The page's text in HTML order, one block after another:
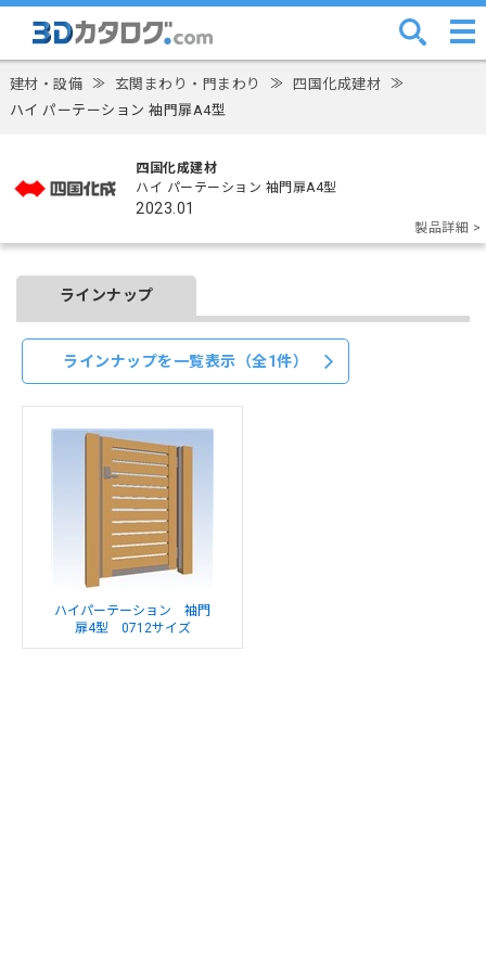
建材・設備 ≫ 玄関まわり・門まわり ≫ 四国化成建材 ≫
ハイ パーテーション 袖門扉A4型
四国化成建材
ハイ パーテーション 袖門扉A4型
2023.01
製品詳細 >
ラインナップ
ラインナップを一覧表示（全1件）
ハイパーテーション 袖門
扉4型 0712サイズ